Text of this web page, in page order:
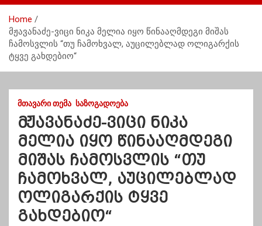
n
Home
მჟავანაძე-ვიცი ნიკა მელია იყო წინააღმდეგი მიშას
ჩამოსვლის “თუ ჩამოხვალ, აუცილებლად ოლიგარქის
ტყვე გახდებიო“
ᲛᲗᲐᲕᲐᲠᲘ ᲗᲔᲛᲐ ᲡᲐᲖᲝᲒᲐᲓᲝᲔᲑᲐ
მჟავანაძე-ვიცი ნიკა
მელია იყო წინააღმდეგი
მიშას ჩამოსვლის “თუ
ჩამოხვალ, აუცილებლად
ოლიგარქის ტყვე
გახდებიო“